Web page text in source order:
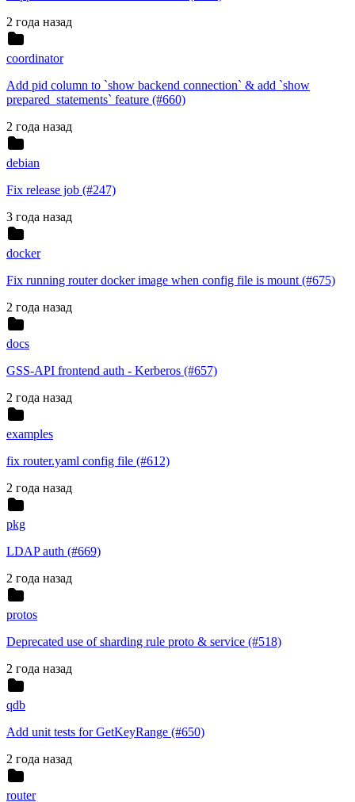
2 года назад
coordinator
Add pid column to `show backend connection` & add `show
prepared_statements` feature (#660)
2 года назад
debian
Fix release job (#247)
3 года назад
docker
Fix running router docker image when config file is mount (#675)
2 года назад
docs
GSS-API frontend auth - Kerberos (#657)
2 года назад
examples
fix router.yaml config file (#612)
2 года назад
pkg
LDAP auth (#669)
2 года назад
protos
Deprecated use of sharding rule proto & service (#518)
2 года назад
qdb
Add unit tests for GetKeyRange (#650)
2 года назад
router